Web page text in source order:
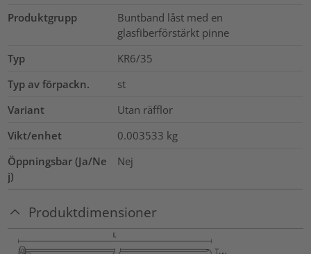
Produktgrupp
Buntband låst med en
glasfiberförstärkt pinne
Typ
KR6/35
Typ av förpackn.
st
Variant
Utan räfflor
Vikt/enhet
0.003533 kg
Öppningsbar (Ja/Ne
j)
Nej
Produktdimensioner